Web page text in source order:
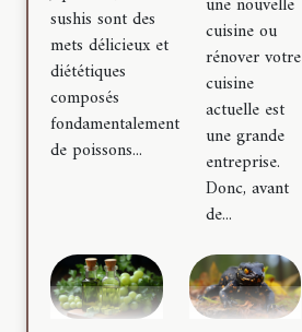
sushis sont des
mets délicieux et
diététiques
composés
fondamentalement
de poissons...
cuisine ou
rénover votre
cuisine
actuelle est
une grande
entreprise.
Donc, avant
de...